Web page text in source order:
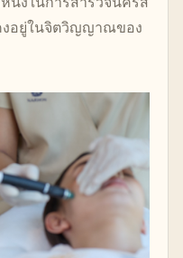
งอยู่ในจิตวิญญาณของ